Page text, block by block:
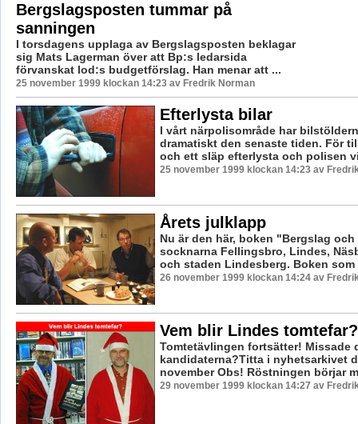
Bergslagsposten tummar på
sanningen
I torsdagens upplaga av Bergslagsposten beklagar
sig Mats Lagerman över att Bp:s ledarsida
förvanskat lod:s budgetförslag. Han menar att ...
25 november 1999 klockan 14:23 av Fredrik Norman
Efterlysta bilar
I vårt närpolisområde har
dramatiskt den senaste tiden. För
och ett släp efterlysta och polisen
25 november 1999 klockan 14:23 av
Årets julklapp
Nu är den här, boken "Bergslag
socknarna Fellingsbro, Lindes,
och staden Lindesberg. Boken som
26 november 1999 klockan 14:24 av
Vem blir Lindes tomtefar?
Tomtetävlingen fortsätter! Missade
kandidaterna?Titta i nyhetsarkivet
november Obs! Röstningen börjar
29 november 1999 klockan 14:27 av